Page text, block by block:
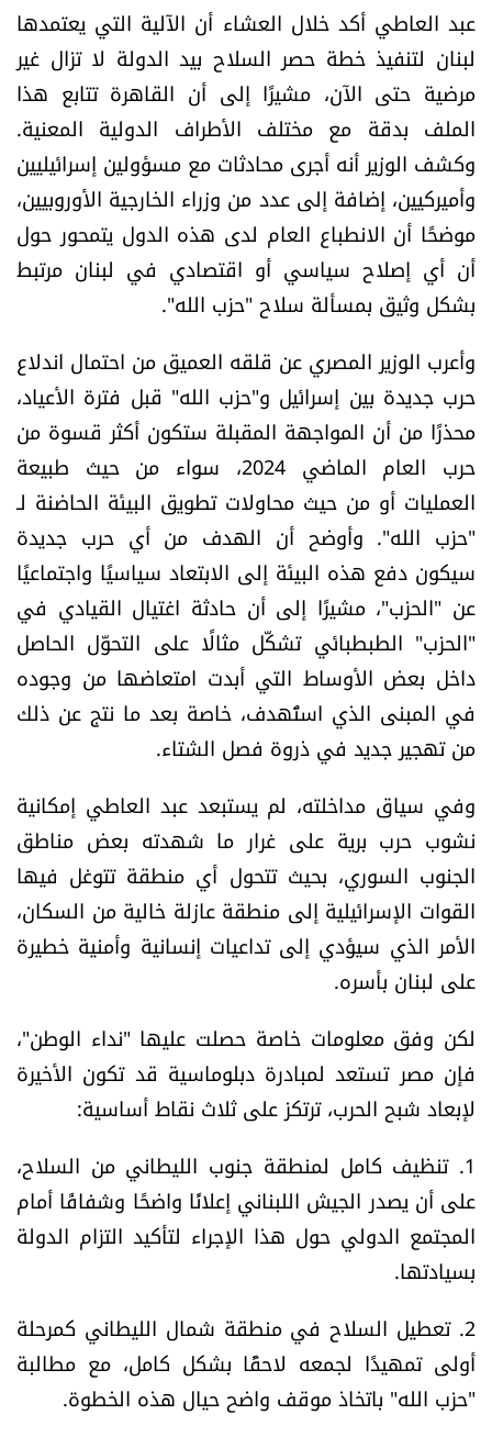
الصحافة الإسرائيلية
ثقافة وفنون
فصل من كتاب
اقرأ تضحك
كاميرا
سجالات
صحّة وصحن
الرياضة
منوّعات
حظّك اليوم
للتاريخ
فيديو
من نحن
للتواصل معنا
شروط الاستخدام
شروط الإشتراك
Digital solutions by
عبد العاطي أكد خلال العشاء أن الآلية التي يعتمدها
لبنان لتنفيذ خطة حصر السلاح بيد الدولة لا تزال غير
مرضية حتى الآن، مشيرًا إلى أن القاهرة تتابع هذا
الملف بدقة مع مختلف الأطراف الدولية المعنية.
وكشف الوزير أنه أجرى محادثات مع مسؤولين إسرائيليين
وأميركيين، إضافة إلى عدد من وزراء الخارجية الأوروبيين،
موضحًا أن الانطباع العام لدى هذه الدول يتمحور حول
أن أي إصلاح سياسي أو اقتصادي في لبنان مرتبط
بشكل وثيق بمسألة سلاح "حزب الله".
وأعرب الوزير المصري عن قلقه العميق من احتمال اندلاع
حرب جديدة بين إسرائيل و"حزب الله" قبل فترة الأعياد،
محذرًا من أن المواجهة المقبلة ستكون أكثر قسوة من
حرب العام الماضي 2024، سواء من حيث طبيعة
العمليات أو من حيث محاولات تطويق البيئة الحاضنة لـ
"حزب الله". وأوضح أن الهدف من أي حرب جديدة
سيكون دفع هذه البيئة إلى الابتعاد سياسيًا واجتماعيًا
عن "الحزب"، مشيرًا إلى أن حادثة اغتيال القيادي في
"الحزب" الطبطبائي تشكّل مثالًا على التحوّل الحاصل
داخل بعض الأوساط التي أبدت امتعاضها من وجوده
في المبنى الذي استُهدف، خاصة بعد ما نتج عن ذلك
من تهجير جديد في ذروة فصل الشتاء.
وفي سياق مداخلته، لم يستبعد عبد العاطي إمكانية
نشوب حرب برية على غرار ما شهدته بعض مناطق
الجنوب السوري، بحيث تتحول أي منطقة تتوغل فيها
القوات الإسرائيلية إلى منطقة عازلة خالية من السكان،
الأمر الذي سيؤدي إلى تداعيات إنسانية وأمنية خطيرة
على لبنان بأسره.
لكن وفق معلومات خاصة حصلت عليها "نداء الوطن"،
فإن مصر تستعد لمبادرة دبلوماسية قد تكون الأخيرة
لإبعاد شبح الحرب، ترتكز على ثلاث نقاط أساسية:
1. تنظيف كامل لمنطقة جنوب الليطاني من السلاح،
على أن يصدر الجيش اللبناني إعلانًا واضحًا وشفافًا أمام
المجتمع الدولي حول هذا الإجراء لتأكيد التزام الدولة
بسيادتها.
2. تعطيل السلاح في منطقة شمال الليطاني كمرحلة
أولى تمهيدًا لجمعه لاحقًا بشكل كامل، مع مطالبة
"حزب الله" باتخاذ موقف واضح حيال هذه الخطوة.